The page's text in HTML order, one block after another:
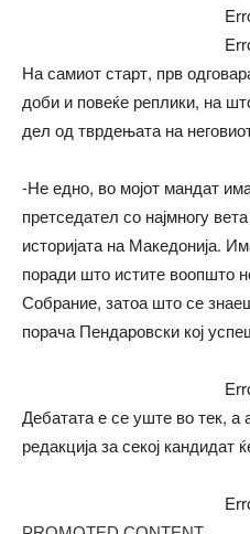
На самиот старт, прв
доби и повеќе реплики, на
дел од тврдењата на
-Не едно, во мојот мандат
претседател со најмногу
историјата на Македонија.
поради што истите воопшто
Собрание, затоа што се
порача Пендаровски кој
Дебатата е се уште во тек, а
редакција за секој кандидат